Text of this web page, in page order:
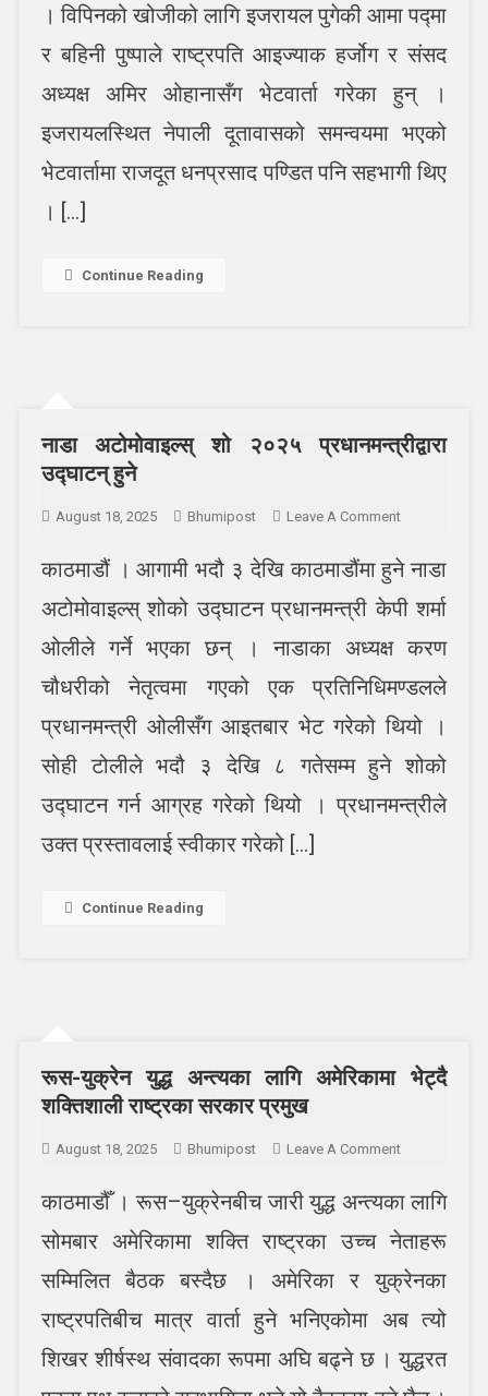
राष्ट्रपति
। विपिनको खोजीको लागि इजरायल पुगेकी आमा पद्‍मा
र बहिनी पुष्पाले राष्ट्रपति आइज्याक हर्जोग र संसद
अध्यक्ष अमिर ओहानासँग भेटवार्ता गरेका हुन् ।
इजरायलस्थित नेपाली दूतावासको समन्वयमा भएको
भेटवार्तामा राजदूत धनप्रसाद पण्डित पनि सहभागी थिए
। […]
Continue Reading
नाडा अटोमोवाइल्स् शो २०२५ प्रधानमन्त्रीद्वारा
उद्घाटन् हुने
August 18, 2025 Bhumipost Leave A CommentOn
अटोमोवाइल्स्
२०२५
प्रधानमन्त्रीद्वारा
हुने
काठमाडौं । आगामी भदौ ३ देखि काठमाडौंमा हुने नाडा
अटोमोवाइल्स् शोको उद्घाटन प्रधानमन्त्री केपी शर्मा
ओलीले गर्ने भएका छन् । नाडाका अध्यक्ष करण
चौधरीको नेतृत्वमा गएको एक प्रतिनिधिमण्डलले
प्रधानमन्त्री ओलीसँग आइतबार भेट गरेको थियो ।
सोही टोलीले भदौ ३ देखि ८ गतेसम्म हुने शोको
उद्घाटन गर्न आग्रह गरेको थियो । प्रधानमन्त्रीले
उक्त प्रस्तावलाई स्वीकार गरेको […]
Continue Reading
रूस-युक्रेन युद्ध अन्त्यका लागि अमेरिकामा भेट्दै
शक्तिशाली राष्ट्रका सरकार प्रमुख
August 18, 2025 Bhumipost Leave A CommentOn
युक्रेन
अन्त्यका
लागि
अमेरिकामा
भेट्दै
राष्ट्रका
काठमाडौँ । रूस–युक्रेनबीच जारी युद्ध अन्त्यका लागि
सोमबार अमेरिकामा शक्ति राष्ट्रका उच्च नेताहरू
सम्मिलित बैठक बस्दैछ । अमेरिका र युक्रेनका
राष्ट्रपतिबीच मात्र वार्ता हुने भनिएकोमा अब त्यो
शिखर शीर्षस्थ संवादका रूपमा अघि बढ्ने छ । युद्धरत